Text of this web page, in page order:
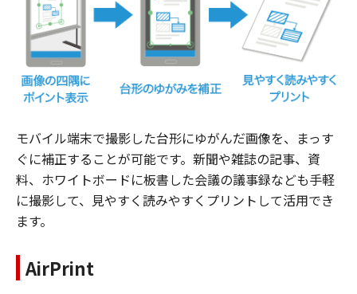
モバイル端末で撮影した台形にゆがんだ画像を、まっす
ぐに補正することが可能です。新聞や雑誌の記事、資
料、ホワイトボードに板書した会議の議事録なども手軽
に撮影して、見やすく読みやすくプリントして活用でき
ます。
AirPrint